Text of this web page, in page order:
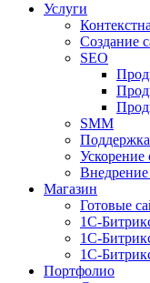
Услуги
Создание
SEO
SMM
Поддержка
Ускорение
Магазин
Готовые
1С-
1С-
1С-
Портфолио